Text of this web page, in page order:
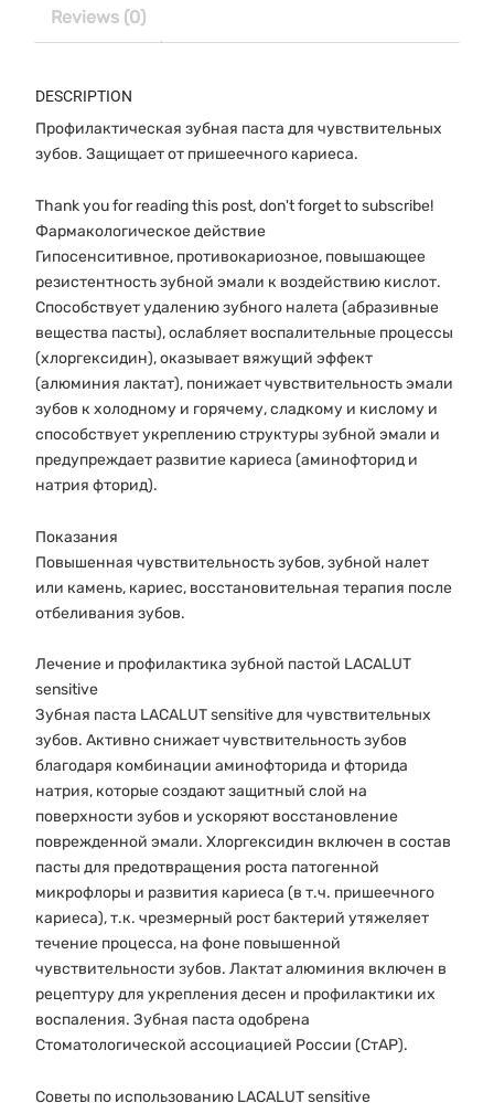
чувствительных
quantity
Reviews (0)
DESCRIPTION
Профилактическая зубная паста для чувствительных
зубов. Защищает от пришеечного кариеса.
Thank you for reading this post, don't forget to subscribe!
Фармакологическое действие
Гипосенситивное, противокариозное, повышающее
резистентность зубной эмали к воздействию кислот.
Способствует удалению зубного налета (абразивные
вещества пасты), ослабляет воспалительные процессы
(хлоргексидин), оказывает вяжущий эффект
(алюминия лактат), понижает чувствительность эмали
зубов к холодному и горячему, сладкому и кислому и
способствует укреплению структуры зубной эмали и
предупреждает развитие кариеса (аминофторид и
натрия фторид).
Показания
Повышенная чувствительность зубов, зубной налет
или камень, кариес, восстановительная терапия после
отбеливания зубов.
Лечение и профилактика зубной пастой LACALUT
sensitive
Зубная паста LACALUT sensitive для чувствительных
зубов. Активно снижает чувствительность зубов
благодаря комбинации аминофторида и фторида
натрия, которые создают защитный слой на
поверхности зубов и ускоряют восстановление
поврежденной эмали. Хлоргексидин включен в состав
пасты для предотвращения роста патогенной
микрофлоры и развития кариеса (в т.ч. пришеечного
кариеса), т.к. чрезмерный рост бактерий утяжеляет
течение процесса, на фоне повышенной
чувствительности зубов. Лактат алюминия включен в
рецептуру для укрепления десен и профилактики их
воспаления. Зубная паста одобрена
Стоматологической ассоциацией России (СтАР).
Советы по использованию LACALUT sensitive